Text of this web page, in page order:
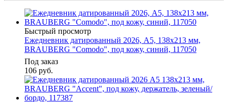
Быстрый просмотр
Ежедневник датированный 2026, А5, 138x213 мм,
BRAUBERG "Comodo", под кожу, синий, 117050
Под заказ
106 руб.